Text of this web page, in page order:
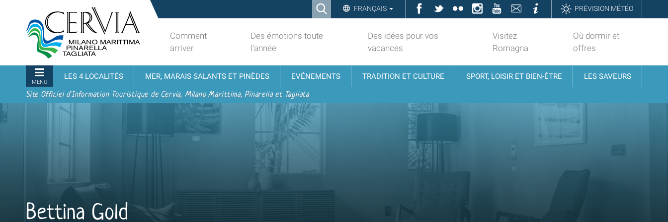
contenu.
à
navigation
Ricerca
Search…
FRANÇAIS Facebook
TwitterFlickrInstagramYouTubeContattiInformazioniPRÉVISION MÉTÉO
turistico
ufficiale
Cervia,
Milano
Marittima,
Pinarella,
Tagliata
Comment
arriver
Des émotions toute
l'année
Des idées pour vos
vacances
Visitez
Romagna
Où dormir et
offres
Navigation
MENU
LES 4 LOCALITÉS MER, MARAIS SALANTS ET PINÈDES EVÉNEMENTS TRADITION ET CULTURE SPORT, LOISIR ET BIEN-ÊTRE LES SAVEURS
Site Officiel d'Information Touristique de Cervia, Milano Marittima, Pinarella et Tagliata
Bettina Gold